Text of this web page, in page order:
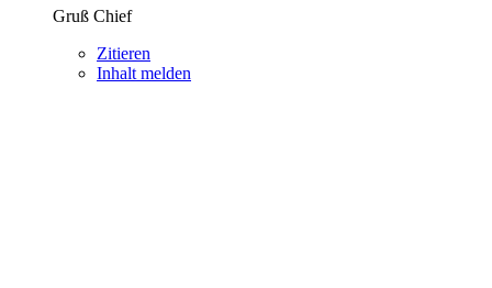
Gruß Chief
Zitieren
Inhalt melden